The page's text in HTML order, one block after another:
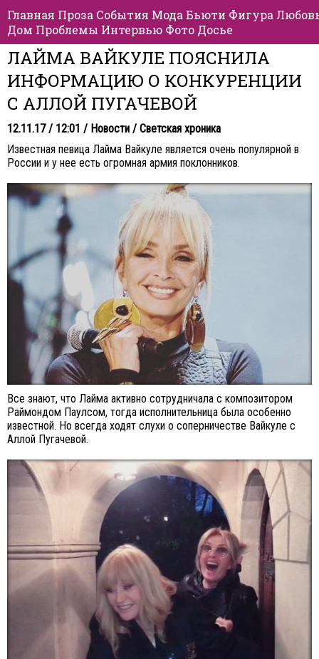
Главная Проза События Мода Бьюти Фигура
Дом Проблемы Интервью Фото Досье
ЛАЙМА ВАЙКУЛЕ ПОЯСНИЛА
ИНФОРМАЦИЮ О КОНКУРЕНЦИИ
С АЛЛОЙ ПУГАЧЕВОЙ
12.11.17 / 12:01 / Новости / Светская хроника
Известная певица Лайма Вайкуле является очень популярной в
России и у нее есть огромная армия поклонников.
Все знают, что Лайма активно сотрудничала с композитором
Раймондом Паулсом, тогда исполнительница была особенно
известной. Но всегда ходят слухи о соперничестве Вайкуле с
Аллой Пугачевой.